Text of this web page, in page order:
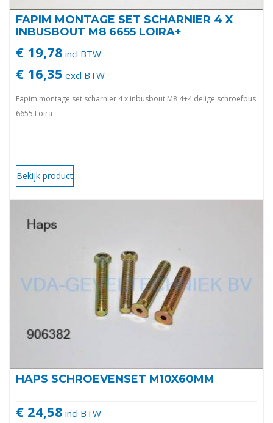
FAPIM MONTAGE SET SCHARNIER 4 X
INBUSBOUT M8 6655 LOIRA+
€ 19,78 incl BTW
€ 16,35 excl BTW
Fapim montage set scharnier 4 x inbusbout M8 4+4 delige schroefbus
6655 Loira
Bekijk product
HAPS SCHROEVENSET M10X60MM
€ 24,58 incl BTW